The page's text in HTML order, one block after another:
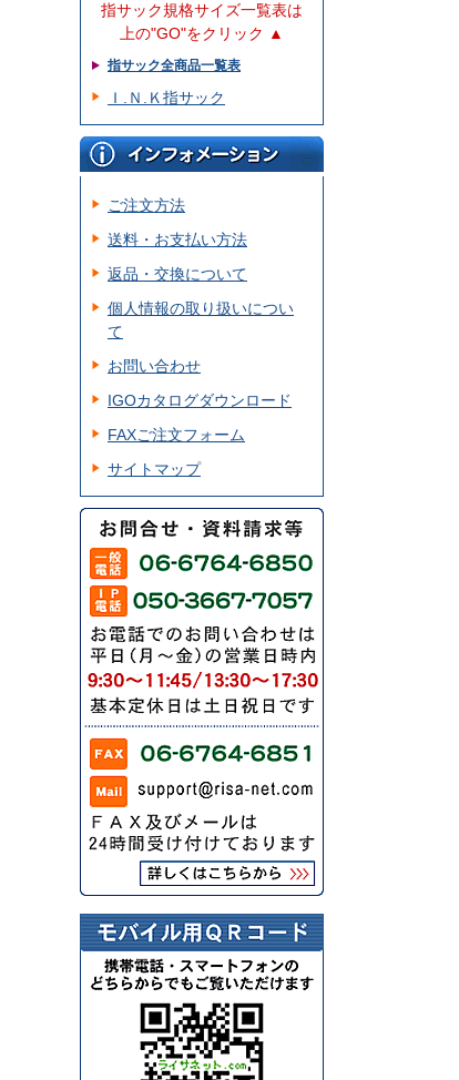
指サック規格サイズ一覧表は
上の"GO"をクリック ▲
指サック全商品一覧表
Ｉ.Ｎ.Ｋ指サック
ご注文方法
送料・お支払い方法
返品・交換について
個人情報の取り扱いについ
て
お問い合わせ
IGOカタログダウンロード
FAXご注文フォーム
サイトマップ